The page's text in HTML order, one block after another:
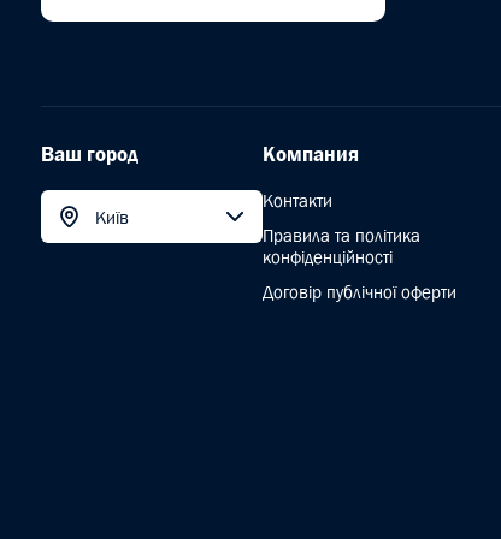
Ваш город
Київ
Компания
Контакти
Правила та політика
конфіденційності
Договір публічної оферти